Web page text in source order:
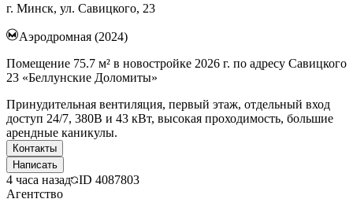
г. Минск, ул. Савицкого, 23
Аэродромная (2024)
Помещение 75.7 м² в новостройке 2026 г. по адресу Савицкого
23 «Беллунские Доломиты»
Принудительная вентиляция, первый этаж, отдельный вход
доступ 24/7, 380B и 43 кВт, высокая проходимость, большие
арендные каникулы.
Контакты
Написать
4 часа назад ID 4087803
Агентство